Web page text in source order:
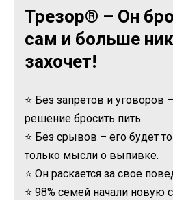
Трезор® – Он
сам и больше
захочет!
⭐ Без запретов и уговоров
решение бросить пить.
⭐ Без срывов – его будет
только мысли о выпивке.
⭐ Он раскается за свое
⭐ 98% семей начали новую